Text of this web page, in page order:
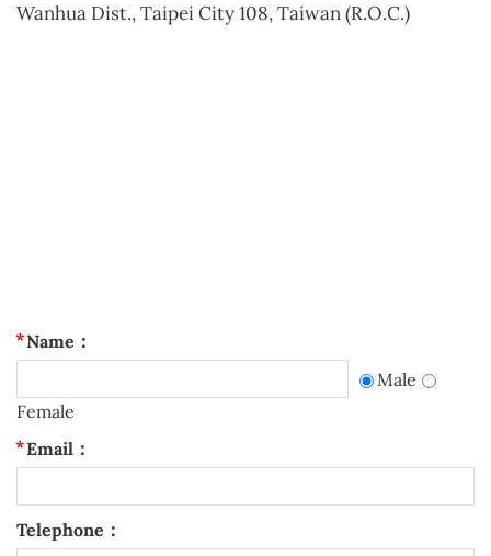
Wanhua Dist., Taipei City 108, Taiwan (R.O.C.)
Name：
Male
Female
Email：
Telephone：